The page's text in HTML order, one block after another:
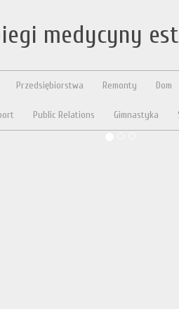
medycyny
Przedsiębiorstwa Remonty Dom
Public Relations Gimnastyka